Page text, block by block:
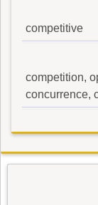
competitive
competition,
concurrence,